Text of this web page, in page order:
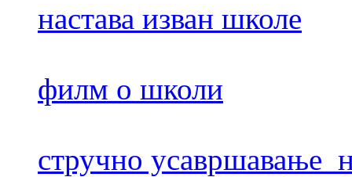
настава изван школе
филм о школи
стручно усавршавање